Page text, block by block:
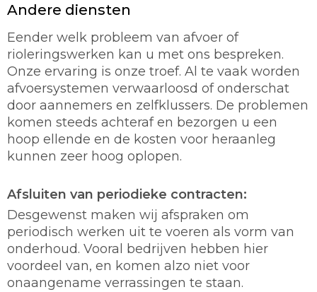
Andere diensten
Eender welk probleem van afvoer of
rioleringswerken kan u met ons bespreken.
Onze ervaring is onze troef. Al te vaak worden
afvoersystemen verwaarloosd of onderschat
door aannemers en zelfklussers. De problemen
komen steeds achteraf en bezorgen u een
hoop ellende en de kosten voor heraanleg
kunnen zeer hoog oplopen.
Afsluiten van periodieke contracten:
Desgewenst maken wij afspraken om
periodisch werken uit te voeren als vorm van
onderhoud. Vooral bedrijven hebben hier
voordeel van, en komen alzo niet voor
onaangename verrassingen te staan.